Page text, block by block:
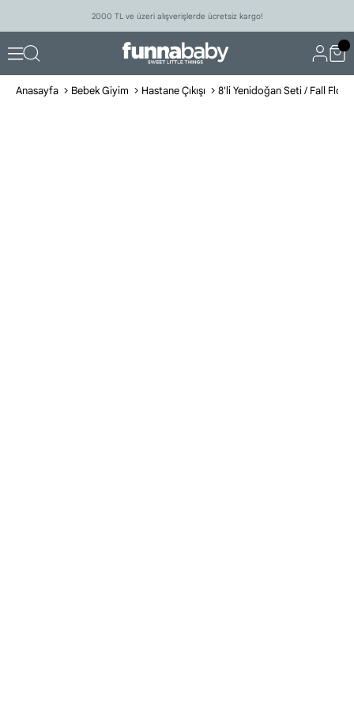
2000 TL ve üzeri alışverişlerde ücretsiz kargo!
Anasayfa Bebek Giyim Hastane Çıkışı 8'li Yenidoğan Seti / Fall